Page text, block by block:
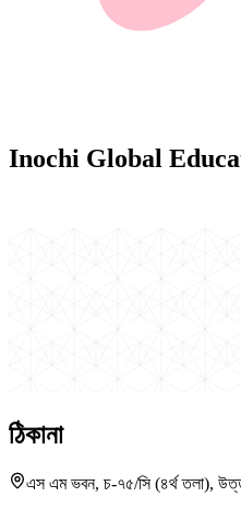
Inochi Global
ঠিকানা
এস এম ভবন, চ-৭৫/সি (৪র্থ তলা),